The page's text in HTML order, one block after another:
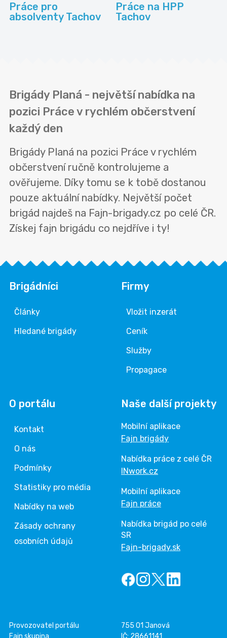
Práce pro
absolventy Tachov
Práce na HPP
Tachov
Brigády Planá - největší nabídka na
pozici Práce v rychlém občerstvení
každý den
Brigády Planá na pozici Práce v rychlém
občerstvení ručně kontrolujeme a
ověřujeme. Díky tomu se k tobě dostanou
pouze aktuální nabídky. Největší počet
brigád najdeš na Fajn-brigady.cz po celé ČR.
Získej fajn brigádu co nejdříve i ty!
Brigádníci
Články
Hledané brigády
Firmy
Vložit inzerát
Ceník
Služby
Propagace
O portálu
Kontakt
O nás
Podmínky
Statistiky pro média
Nabídky na web
Zásady ochrany
osobních údajů
Naše další projekty
Mobilní aplikace
Fajn brigády
Nabídka práce z celé ČR
INwork.cz
Mobilní aplikace
Fajn práce
Nabídka brigád po celé
SR
Fajn-brigady.sk
Provozovatel portálu
755 01 Janová